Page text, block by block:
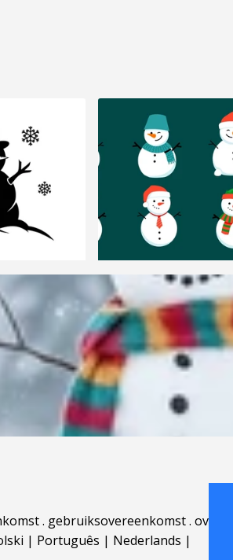
. gebruiksovereenkomst. over
| Português | Nederlands |